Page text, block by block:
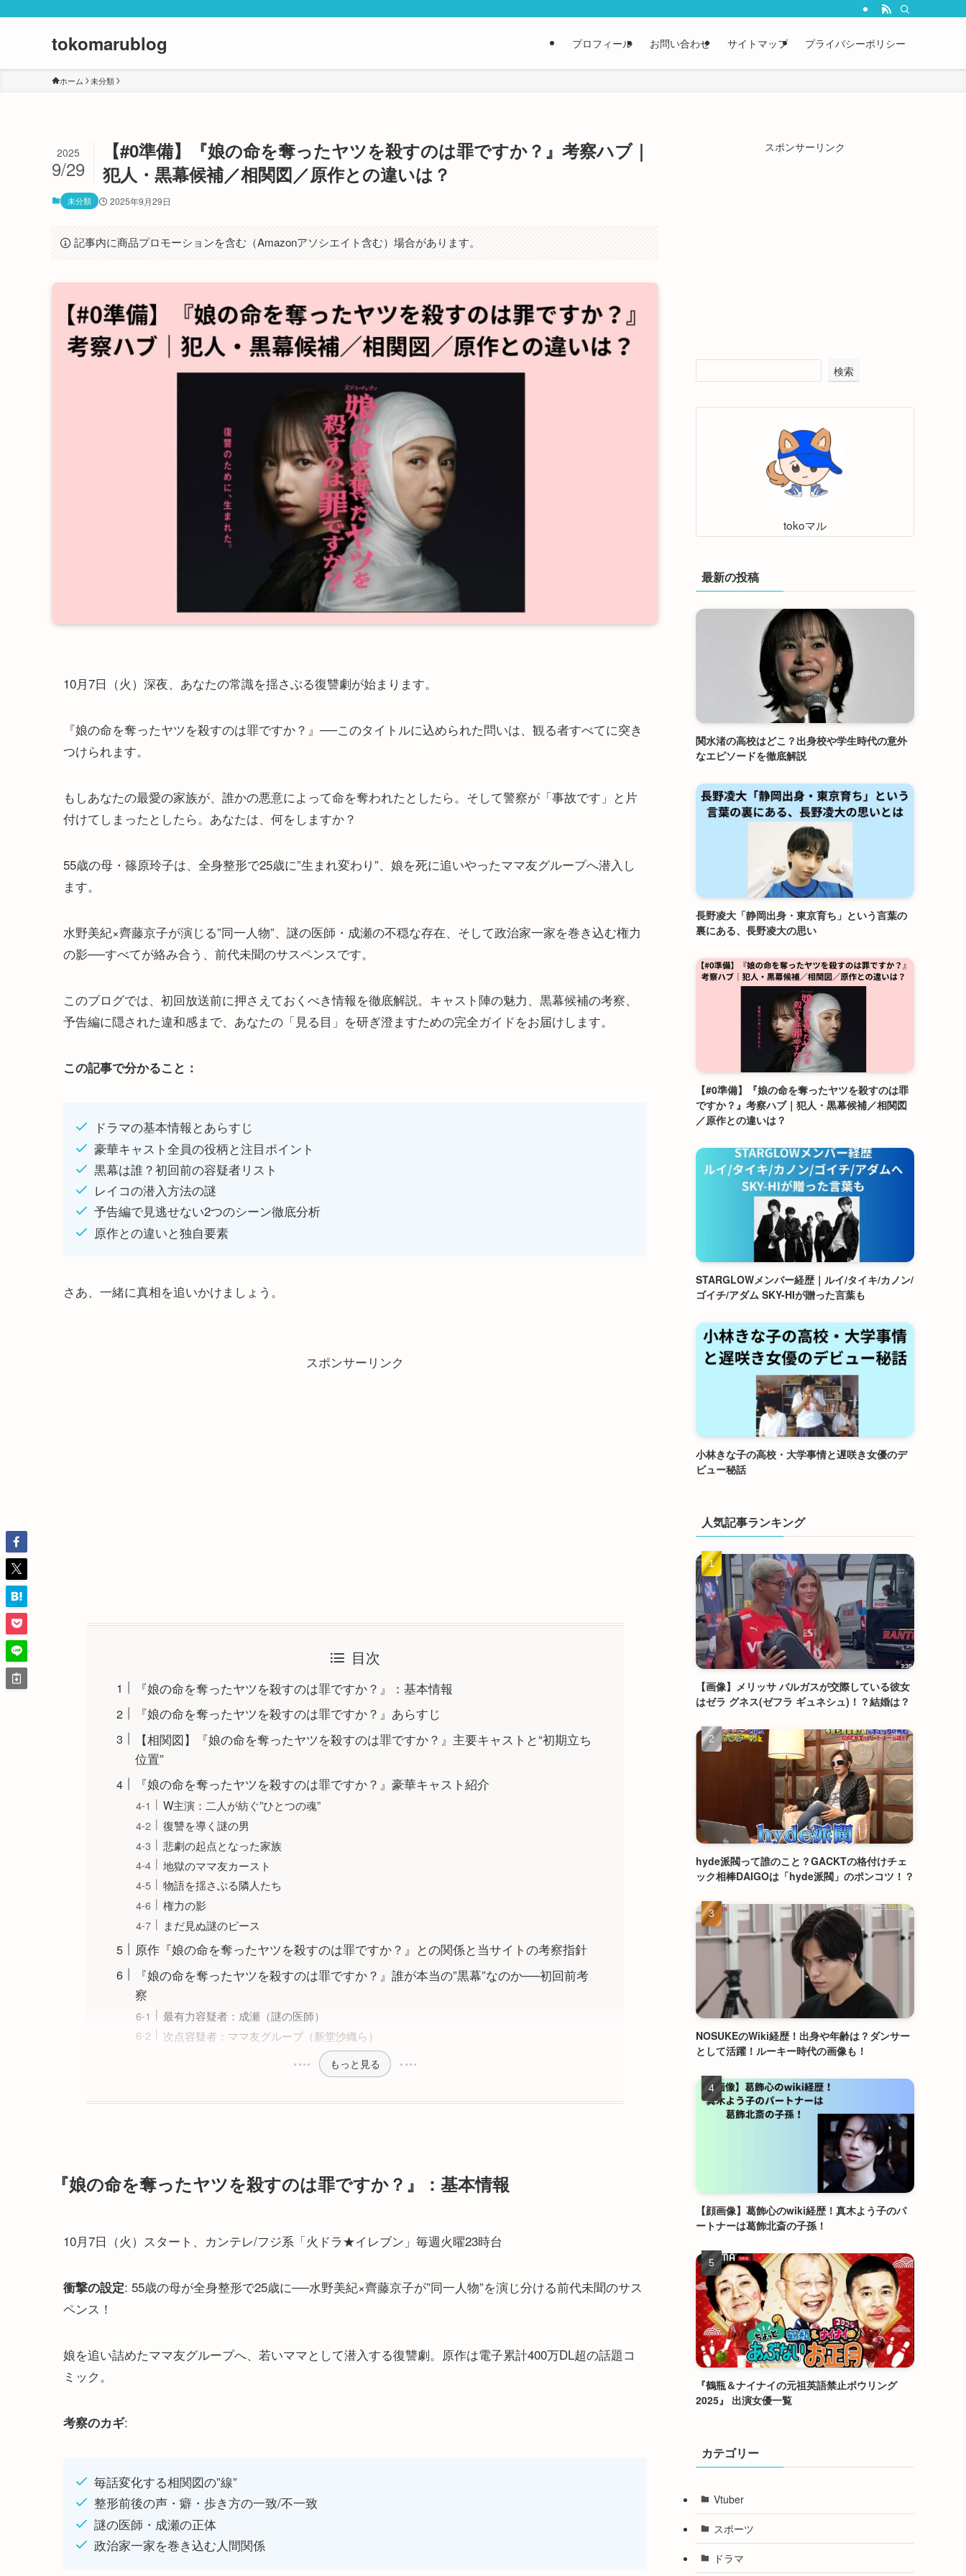
tokomarublog プロフィール お問い合わせ サイトマップ プライバシーポリシー
ホーム 未分類
【#0準備】『娘の命を奪ったヤツを殺すのは罪ですか？』考察ハブ｜
犯人・黒幕候補／相関図／原作との違いは？
2025
9/29
未分類 2025年9月29日
記事内に商品プロモーションを含む（Amazonアソシエイト含む）場合があります。
10月7日（火）深夜、あなたの常識を揺さぶる復讐劇が始まります。
『娘の命を奪ったヤツを殺すのは罪ですか？』──このタイトルに込められた問いは、観る者すべてに突き
つけられます。
もしあなたの最愛の家族が、誰かの悪意によって命を奪われたとしたら。そして警察が「事故です」と片
付けてしまったとしたら。あなたは、何をしますか？
55歳の母・篠原玲子は、全身整形で25歳に”生まれ変わり”、娘を死に追いやったママ友グループへ潜入し
ます。
水野美紀×齊藤京子が演じる”同一人物”、謎の医師・成瀬の不穏な存在、そして政治家一家を巻き込む権力
の影──すべてが絡み合う、前代未聞のサスペンスです。
このブログでは、初回放送前に押さえておくべき情報を徹底解説。キャスト陣の魅力、黒幕候補の考察、
予告編に隠された違和感まで、あなたの「見る目」を研ぎ澄ますための完全ガイドをお届けします。
この記事で分かること：
ドラマの基本情報とあらすじ
豪華キャスト全員の役柄と注目ポイント
黒幕は誰？初回前の容疑者リスト
レイコの潜入方法の謎
予告編で見逃せない2つのシーン徹底分析
原作との違いと独自要素
さあ、一緒に真相を追いかけましょう。
スポンサーリンク
目次
『娘の命を奪ったヤツを殺すのは罪ですか？』：基本情報
『娘の命を奪ったヤツを殺すのは罪ですか？』あらすじ
【相関図】『娘の命を奪ったヤツを殺すのは罪ですか？』主要キャストと“初期立ち
位置”
『娘の命を奪ったヤツを殺すのは罪ですか？』豪華キャスト紹介
W主演：二人が紡ぐ”ひとつの魂”
復讐を導く謎の男
悲劇の起点となった家族
地獄のママ友カースト
物語を揺さぶる隣人たち
権力の影
まだ見ぬ謎のピース
原作『娘の命を奪ったヤツを殺すのは罪ですか？』との関係と当サイトの考察指針
『娘の命を奪ったヤツを殺すのは罪ですか？』誰が本当の”黒幕”なのか──初回前考
察
最有力容疑者：成瀬（謎の医師）
次点容疑者：ママ友グループ（新堂沙織ら）
もっと見る
『娘の命を奪ったヤツを殺すのは罪ですか？』：基本情報
10月7日（火）スタート、カンテレ/フジ系「火ドラ★イレブン」毎週火曜23時台
衝撃の設定: 55歳の母が全身整形で25歳に──水野美紀×齊藤京子が”同一人物”を演じ分ける前代未聞のサス
ペンス！
娘を追い詰めたママ友グループへ、若いママとして潜入する復讐劇。原作は電子累計400万DL超の話題コ
ミック。
考察のカギ:
毎話変化する相関図の”線”
整形前後の声・癖・歩き方の一致/不一致
謎の医師・成瀬の正体
政治家一家を巻き込む人間関係
スポンサーリンク
検索
tokoマル
最新の投稿
関水渚の高校はどこ？出身校や学生時代の意外
なエピソードを徹底解説
長野凌大「静岡出身・東京育ち」という言葉の
裏にある、長野凌大の思い
【#0準備】『娘の命を奪ったヤツを殺すのは罪
ですか？』考察ハブ｜犯人・黒幕候補／相関図
／原作との違いは？
STARGLOWメンバー経歴｜ルイ/タイキ/カノン/
ゴイチ/アダム SKY-HIが贈った言葉も
小林きな子の高校・大学事情と遅咲き女優のデ
ビュー秘話
人気記事ランキング
【画像】メリッサ バルガスが交際している彼女
はゼラ グネス(ゼフラ ギュネシュ)！？結婚は？
hyde派閥って誰のこと？GACKTの格付けチェ
ック相棒DAIGOは「hyde派閥」のポンコツ！？
NOSUKEのWiki経歴！出身や年齢は？ダンサー
として活躍！ルーキー時代の画像も！
【顔画像】葛飾心のwiki経歴！真木よう子のパ
ートナーは葛飾北斎の子孫！
『鶴瓶＆ナイナイの元祖英語禁止ボウリング
2025』 出演女優一覧
カテゴリー
Vtuber
スポーツ
ドラマ